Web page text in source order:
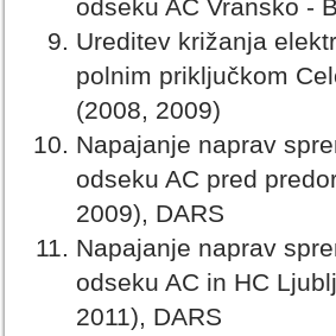
odseku AC Vransko -
Ureditev križanja
polnim priključkom
(2008, 2009)
Napajanje naprav
odseku AC pred
2009), DARS
Napajanje naprav
odseku AC in HC
2011), DARS